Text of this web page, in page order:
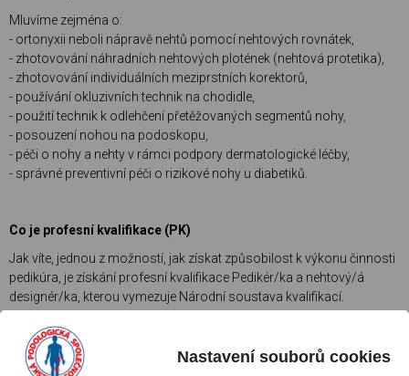
Mluvíme zejména o:
- ortonyxii neboli nápravě nehtů pomocí nehtových rovnátek,
- zhotovování náhradních nehtových plotének (nehtová protetika),
- zhotovování individuálních meziprstních korektorů,
- používání okluzivních technik na chodidle,
- použití technik k odlehčení přetěžovaných segmentů nohy,
- posouzení nohou na podoskopu,
- péči o nohy a nehty v rámci podpory dermatologické léčby,
- správné preventivní péči o rizikové nohy u diabetiků.
Co je profesní kvalifikace (PK)
Jak víte, jednou z možností, jak získat způsobilost k výkonu činnosti
pedikúra, je získání profesní kvalifikace Pedikér/ka a nehtový/á
designér/ka, kterou vymezuje Národní soustava kvalifikací.
Systém profesních kvalifikací funguje tak, že
jakým způsobem jste se požadovaným profesním dovednostem
a znalostem naučili
. Nepředepisuje Vám absolvování žádných
Nastavení souborů cookies